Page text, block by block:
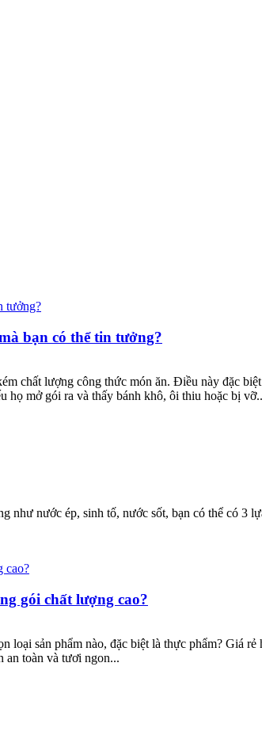
bạn có thể tin tưởng?
chất lượng công thức món ăn. Điều này đặc
họ mở gói ra và thấy bánh khô, ôi thiu hoặc bị
như nước ép, sinh tố, nước sốt, bạn có thể có 3
gói chất lượng cao?
loại sản phẩm nào, đặc biệt là thực phẩm? Giá
an toàn và tươi ngon...